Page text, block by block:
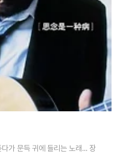
가 문득 귀에 들리는 노래... 장